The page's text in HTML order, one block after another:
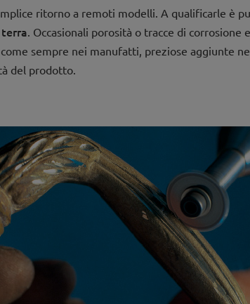
ritorno a remoti modelli. A qualificarle è
. Occasionali porosità o tracce di
sempre nei manufatti, preziose aggiunte
del prodotto.